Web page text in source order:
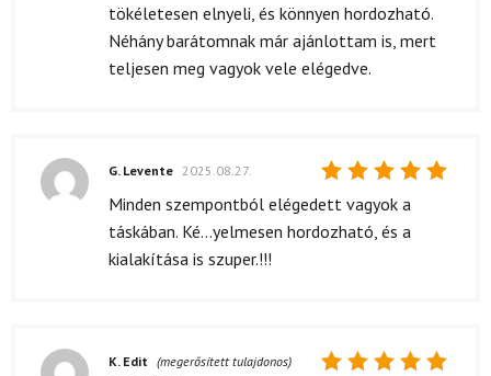
tökéletesen elnyeli, és könnyen hordozható.
Néhány barátomnak már ajánlottam is, mert
teljesen meg vagyok vele elégedve.
Értékelés:
/ 5
G. Levente 2025.08.27.
Minden szempontból elégedett vagyok a
táskában. Ké...yelmesen hordozható, és a
kialakítása is szuper.!!!
K. Edit (megerősített tulajdonos)